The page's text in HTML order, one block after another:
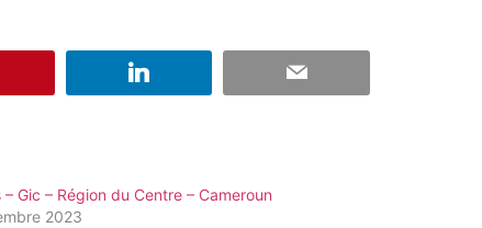
– Gic – Région du Centre – Cameroun
2023